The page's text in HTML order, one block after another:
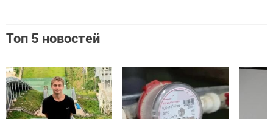
Топ 5 новостей